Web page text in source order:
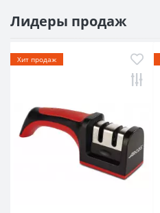
Лидеры продаж
Хит продаж